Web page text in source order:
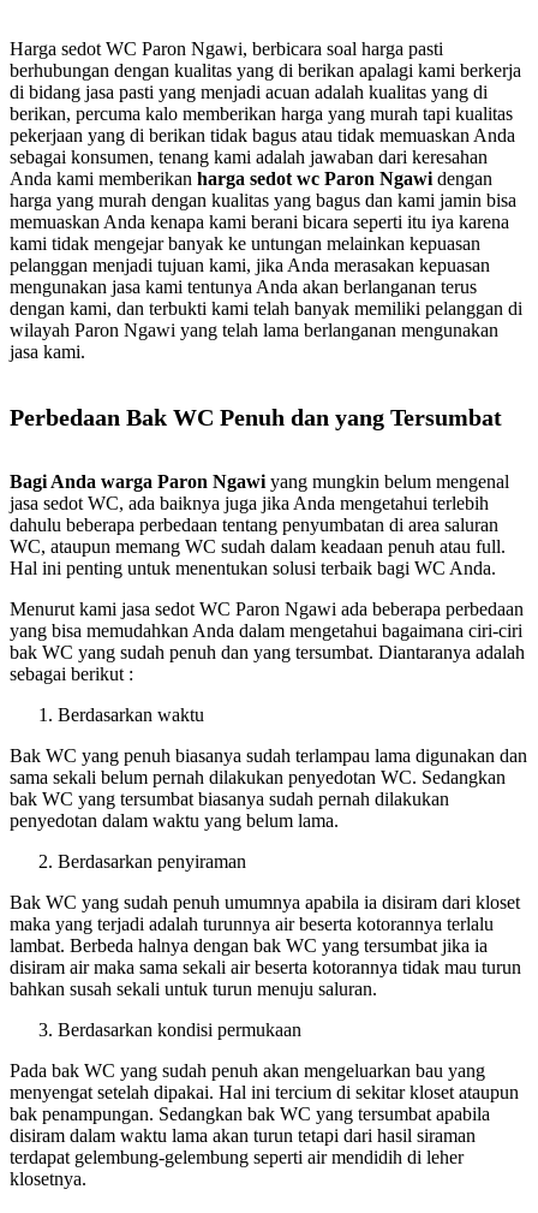
Harga sedot WC Paron Ngawi, berbicara soal harga pasti
berhubungan dengan kualitas yang di berikan apalagi kami berkerja
di bidang jasa pasti yang menjadi acuan adalah kualitas yang di
berikan, percuma kalo memberikan harga yang murah tapi kualitas
pekerjaan yang di berikan tidak bagus atau tidak memuaskan Anda
sebagai konsumen, tenang kami adalah jawaban dari keresahan
Anda kami memberikan harga sedot wc Paron Ngawi dengan
harga yang murah dengan kualitas yang bagus dan kami jamin bisa
memuaskan Anda kenapa kami berani bicara seperti itu iya karena
kami tidak mengejar banyak ke untungan melainkan kepuasan
pelanggan menjadi tujuan kami, jika Anda merasakan kepuasan
mengunakan jasa kami tentunya Anda akan berlanganan terus
dengan kami, dan terbukti kami telah banyak memiliki pelanggan di
wilayah Paron Ngawi yang telah lama berlanganan mengunakan
jasa kami.
Perbedaan Bak WC Penuh dan yang Tersumbat
Bagi Anda warga Paron Ngawi yang mungkin belum mengenal
jasa sedot WC, ada baiknya juga jika Anda mengetahui terlebih
dahulu beberapa perbedaan tentang penyumbatan di area saluran
WC, ataupun memang WC sudah dalam keadaan penuh atau full.
Hal ini penting untuk menentukan solusi terbaik bagi WC Anda.
Menurut kami jasa sedot WC Paron Ngawi ada beberapa perbedaan
yang bisa memudahkan Anda dalam mengetahui bagaimana ciri-ciri
bak WC yang sudah penuh dan yang tersumbat. Diantaranya adalah
sebagai berikut :
Berdasarkan waktu
Bak WC yang penuh biasanya sudah terlampau lama digunakan dan
sama sekali belum pernah dilakukan penyedotan WC. Sedangkan
bak WC yang tersumbat biasanya sudah pernah dilakukan
penyedotan dalam waktu yang belum lama.
Berdasarkan penyiraman
Bak WC yang sudah penuh umumnya apabila ia disiram dari kloset
maka yang terjadi adalah turunnya air beserta kotorannya terlalu
lambat. Berbeda halnya dengan bak WC yang tersumbat jika ia
disiram air maka sama sekali air beserta kotorannya tidak mau turun
bahkan susah sekali untuk turun menuju saluran.
Berdasarkan kondisi permukaan
Pada bak WC yang sudah penuh akan mengeluarkan bau yang
menyengat setelah dipakai. Hal ini tercium di sekitar kloset ataupun
bak penampungan. Sedangkan bak WC yang tersumbat apabila
disiram dalam waktu lama akan turun tetapi dari hasil siraman
terdapat gelembung-gelembung seperti air mendidih di leher
klosetnya.